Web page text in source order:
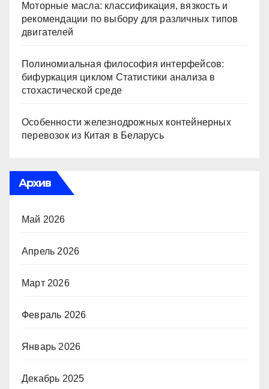
Моторные масла: классификация, вязкость и
рекомендации по выбору для различных типов
двигателей
Полиномиальная философия интерфейсов:
бифуркация циклом Статистики анализа в
стохастической среде
Особенности железнодрожных контейнерных
перевозок из Китая в Беларусь
Архив
Май 2026
Апрель 2026
Март 2026
Февраль 2026
Январь 2026
Декабрь 2025